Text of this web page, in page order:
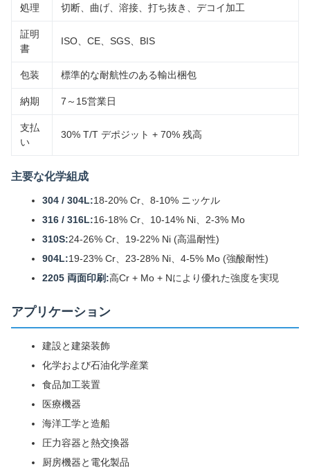
処理 切断、曲げ、溶接、打ち抜き、デコイ加工
証明
書
ISO、CE、SGS、BIS
包装 標準的な耐航性のある輸出梱包
納期 7～15営業日
支払
い
30% T/T デポジット + 70% 残高
主要な化学組成
304 / 304L:18-20% Cr、8-10% ニッケル
316 / 316L:16-18% Cr、10-14% Ni、2-3% Mo
310S:24-26% Cr、19-22% Ni (高温耐性)
904L:19-23% Cr、23-28% Ni、4-5% Mo (強酸耐性)
2205 両面印刷:高Cr + Mo + Nにより優れた強度を実現
アプリケーション
建設と建築装飾
化学および石油化学産業
食品加工装置
医療機器
海洋工学と造船
圧力容器と熱交換器
厨房機器と電化製品